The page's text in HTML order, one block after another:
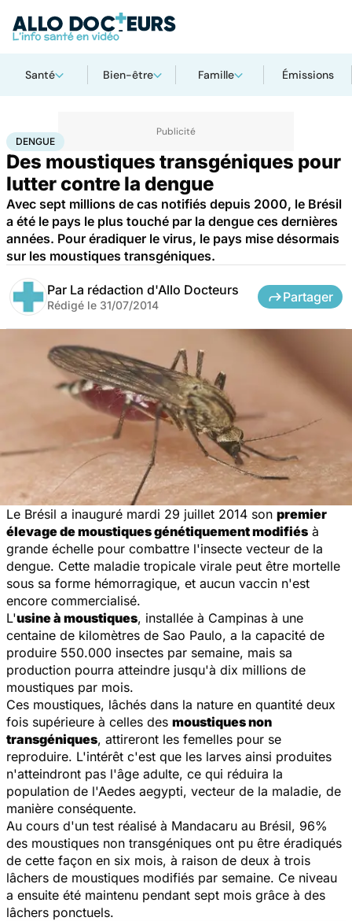
Santé Bien-être Famille Émissions
AccueilBien-être Dengue
DENGUE
Des moustiques transgéniques pour
lutter contre la dengue
Avec sept millions de cas notifiés depuis 2000, le Brésil
a été le pays le plus touché par la dengue ces dernières
années. Pour éradiquer le virus, le pays mise désormais
sur les moustiques transgéniques.
Par La rédaction d'Allo Docteurs
Rédigé le 31/07/2014
Partager
Le Brésil a inauguré mardi 29 juillet 2014 son premier
élevage de moustiques génétiquement modifiés à
grande échelle pour combattre l'insecte vecteur de la
dengue. Cette maladie tropicale virale peut être mortelle
sous sa forme hémorragique, et aucun vaccin n'est
encore commercialisé.
L'usine à moustiques, installée à Campinas à une
centaine de kilomètres de Sao Paulo, a la capacité de
produire 550.000 insectes par semaine, mais sa
production pourra atteindre jusqu'à dix millions de
moustiques par mois.
Ces moustiques, lâchés dans la nature en quantité deux
fois supérieure à celles des moustiques non
transgéniques, attireront les femelles pour se
reproduire. L'intérêt c'est que les larves ainsi produites
n'atteindront pas l'âge adulte, ce qui réduira la
population de l'Aedes aegypti, vecteur de la maladie, de
manière conséquente.
Au cours d'un test réalisé à Mandacaru au Brésil, 96%
des moustiques non transgéniques ont pu être éradiqués
de cette façon en six mois, à raison de deux à trois
lâchers de moustiques modifiés par semaine. Ce niveau
a ensuite été maintenu pendant sept mois grâce à des
lâchers ponctuels.